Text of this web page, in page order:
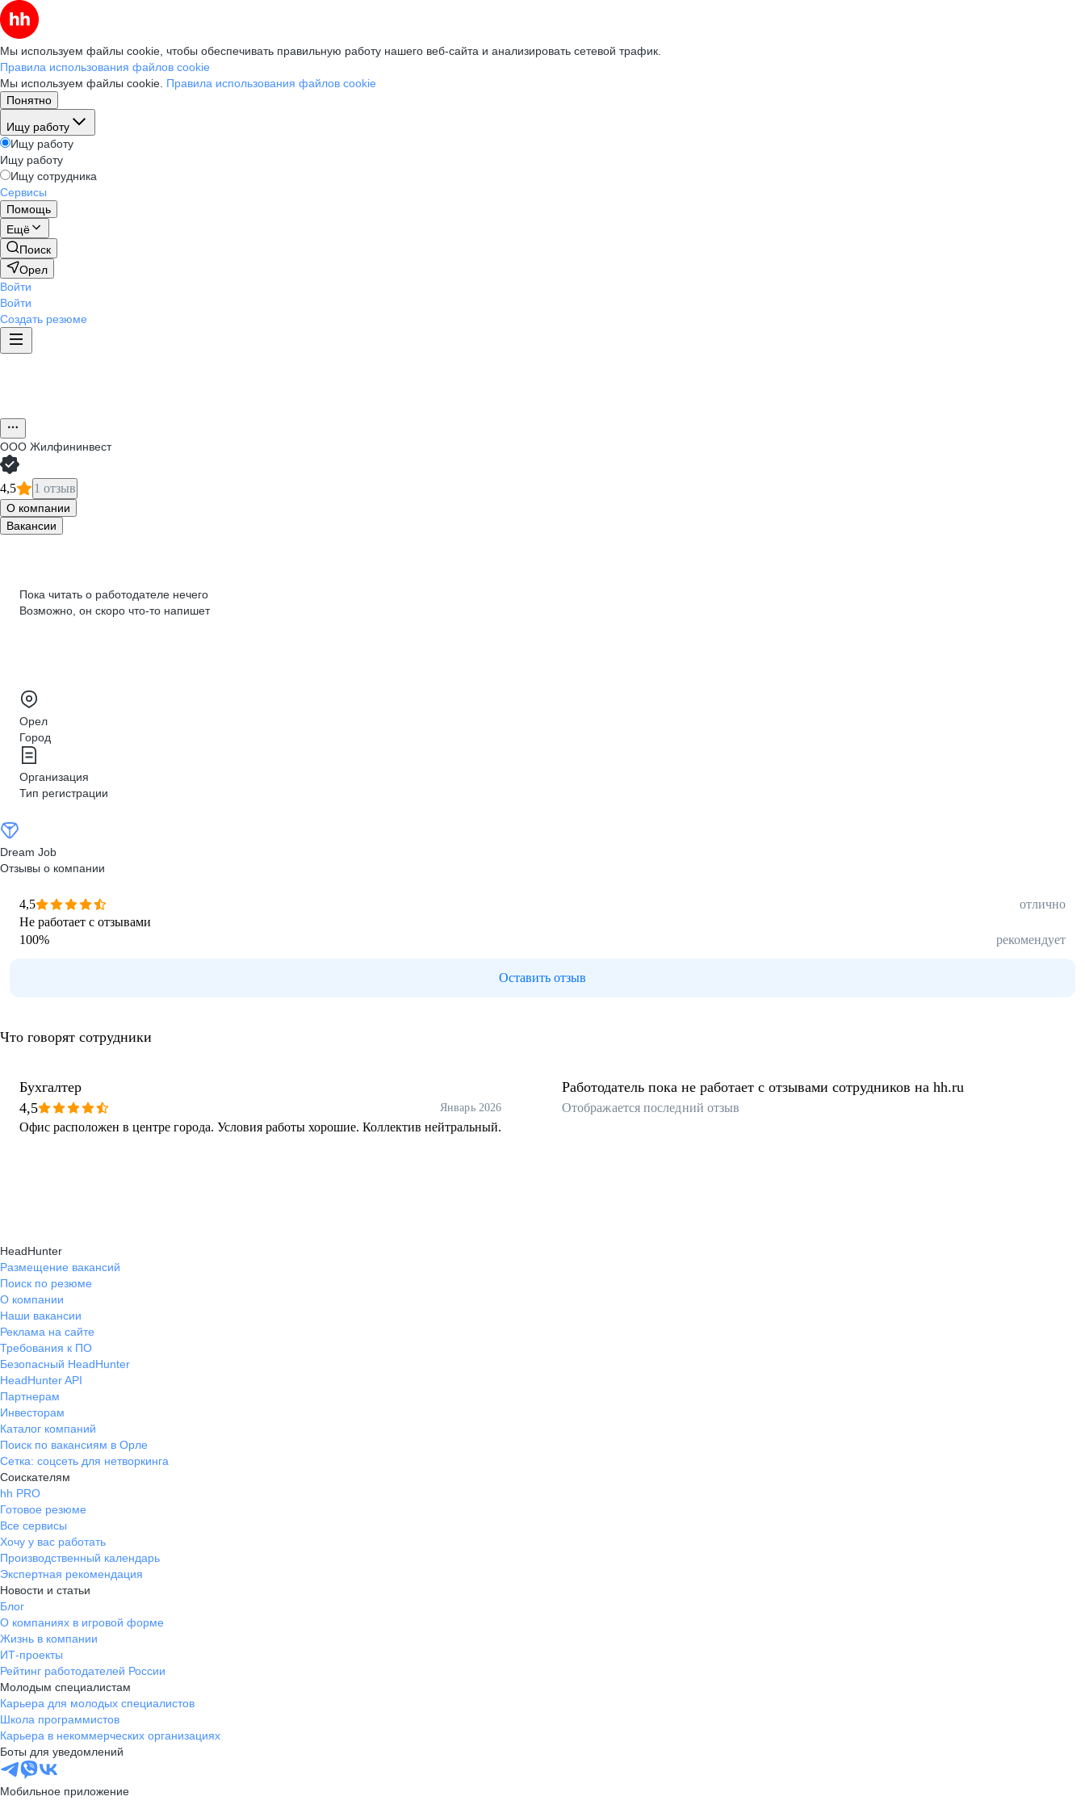
Мы используем файлы cookie, чтобы обеспечивать правильную работу нашего веб-сайта и анализировать сетевой трафик.
Правила использования файлов cookie
Мы используем файлы cookie. Правила использования файлов cookie
Понятно
Ищу работу
Ищу работу
Ищу работу
Ищу сотрудника
Сервисы
Помощь
Ещё
Поиск
Орел
Войти
Войти
Создать резюме
ООО Жилфининвест
4,5 1 отзыв
О компании
Вакансии
Пока читать о работодателе нечего
Возможно, он скоро что‑то напишет
Орел
Город
Организация
Тип регистрации
Dream Job
Отзывы о компании
4,5
отлично
Не работает с отзывами
100% рекомендует
Оставить отзыв
Что говорят сотрудники
Бухгалтер
4,5
Январь 2026
Офис расположен в центре города. Условия работы хорошие. Коллектив нейтральный.
Работодатель пока не работает с отзывами сотрудников на hh.ru
Отображается последний отзыв
HeadHunter
Размещение вакансий
Поиск по резюме
О компании
Наши вакансии
Реклама на сайте
Требования к ПО
Безопасный HeadHunter
HeadHunter API
Партнерам
Инвесторам
Каталог компаний
Поиск по вакансиям в Орле
Сетка: соцсеть для нетворкинга
Соискателям
hh PRO
Готовое резюме
Все сервисы
Хочу у вас работать
Производственный календарь
Экспертная рекомендация
Новости и статьи
Блог
О компаниях в игровой форме
Жизнь в компании
ИТ-проекты
Рейтинг работодателей России
Молодым специалистам
Карьера для молодых специалистов
Школа программистов
Карьера в некоммерческих организациях
Боты для уведомлений
Мобильное приложение